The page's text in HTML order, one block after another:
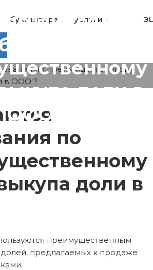
бухгалтера услуги
по
доли в
ООО ?
по
доли в
преимущественным
предлагаемых к продаже